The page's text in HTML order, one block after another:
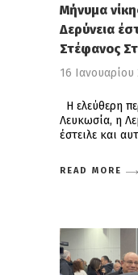
Μήνυμα
Δερύνεια
Στέφανος
16 Ιανουαρίου
Η ελεύθερη
Λευκωσία, η
έστειλε και
READ MORE